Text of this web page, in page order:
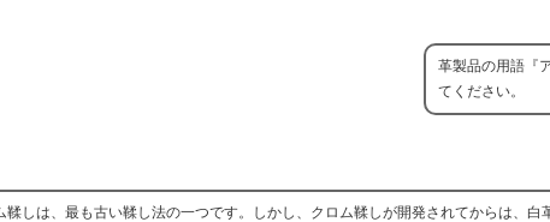
革製品の用語『
てください。
鞣しは、最も古い鞣し法の一つです。しかし、クロム鞣しが開発されてからは、